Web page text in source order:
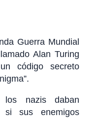
Guerra Mundial
Alan Turing
código secreto
los nazis daban
sus enemigos